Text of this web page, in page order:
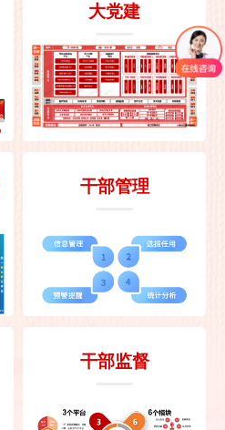
大党建
干部管理
干部监督